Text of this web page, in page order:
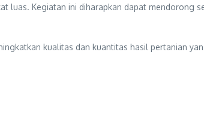
luas. Kegiatan ini diharapkan dapat
kualitas dan kuantitas hasil pertanian